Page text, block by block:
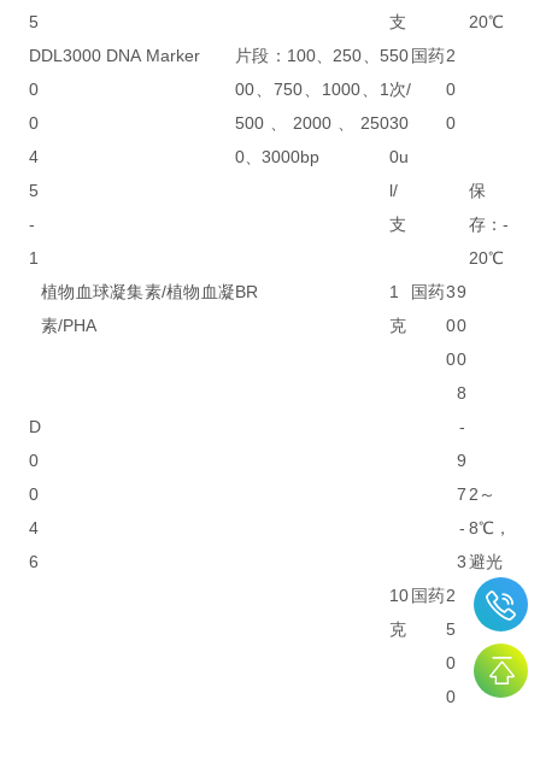
5
支
20℃
D
0
0
4
5
-
1
DL3000 DNA Marker
片段：100、250、5
00、750、1000、1
500、2000、250
0、3000bp
50
次/
30
0u
l/
支
国药2
0
0
保
存：-
20℃
D
0
0
4
6
植物血球凝集素/植物血凝
素/PHA
BR
1
克
国药3
0
0
9
0
0
8
-
9
7
-
3
2～
8℃，
避光
10
克
国药2
5
0
0